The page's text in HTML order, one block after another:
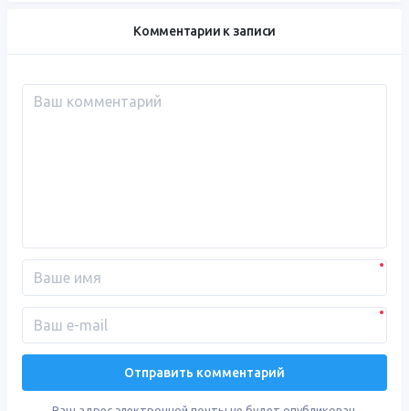
Комментарии к записи